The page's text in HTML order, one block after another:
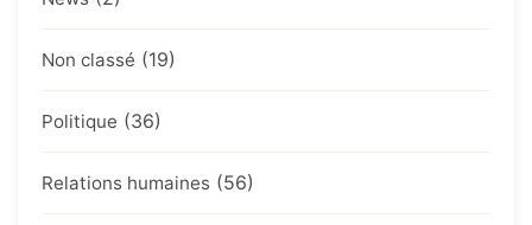
Non classé (19)
Politique (36)
Relations humaines (56)